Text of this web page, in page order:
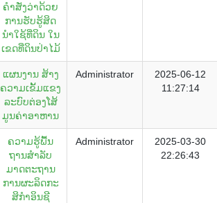
ຄຳສັ່ງວ່າດ້ວຍ
ການຮັບຮູ້ສິດ
ນຳໃຊ້ທີ່ດິນ ໃນ
ເຂດທີ່ດິນປ່າໄມ້
ແຜນງານ ສ້າງ
ຄວາມເຂັ້ມແຂງ
ລະບົບຕ່ອງໂສ້
ມູນຄ່າອາຫານ
Administrator
2025-06-12
11:27:14
ຄວາມ​ຮູ້​ພື້ນ​
ຖານສຳ​ລັບ
ມາດຕະຖານ​
ການ​ຜະ​ລິດກະ
ສິກໍາ​ອິນຊີ
Administrator
2025-03-30
22:26:43